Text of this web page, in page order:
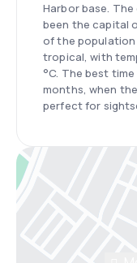
Harbor base. The
been the capital
of the population
tropical, with
°C. The best
months, when
perfect for